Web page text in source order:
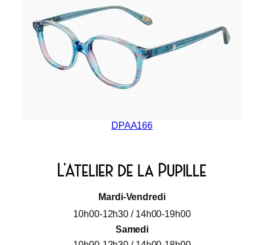
DPAA166
Mardi-Vendredi
10h00-12h30 / 14h00-19h00
Samedi